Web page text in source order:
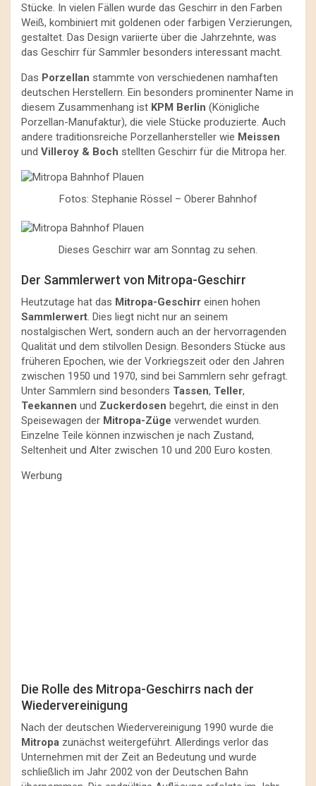
Stücke. In vielen Fällen wurde das Geschirr in den Farben
Weiß, kombiniert mit goldenen oder farbigen Verzierungen,
gestaltet. Das Design variierte über die Jahrzehnte, was
das Geschirr für Sammler besonders interessant macht.
Das Porzellan stammte von verschiedenen namhaften
deutschen Herstellern. Ein besonders prominenter Name in
diesem Zusammenhang ist KPM Berlin (Königliche
Porzellan-Manufaktur), die viele Stücke produzierte. Auch
andere traditionsreiche Porzellanhersteller wie Meissen
und Villeroy & Boch stellten Geschirr für die Mitropa her.
Fotos: Stephanie Rössel – Oberer Bahnhof
Dieses Geschirr war am Sonntag zu sehen.
Der Sammlerwert von Mitropa-Geschirr
Heutzutage hat das Mitropa-Geschirr einen hohen
Sammlerwert. Dies liegt nicht nur an seinem
nostalgischen Wert, sondern auch an der hervorragenden
Qualität und dem stilvollen Design. Besonders Stücke aus
früheren Epochen, wie der Vorkriegszeit oder den Jahren
zwischen 1950 und 1970, sind bei Sammlern sehr gefragt.
Unter Sammlern sind besonders Tassen, Teller,
Teekannen und Zuckerdosen begehrt, die einst in den
Speisewagen der Mitropa-Züge verwendet wurden.
Einzelne Teile können inzwischen je nach Zustand,
Seltenheit und Alter zwischen 10 und 200 Euro kosten.
Werbung
Die Rolle des Mitropa-Geschirrs nach der
Wiedervereinigung
Nach der deutschen Wiedervereinigung 1990 wurde die
Mitropa zunächst weitergeführt. Allerdings verlor das
Unternehmen mit der Zeit an Bedeutung und wurde
schließlich im Jahr 2002 von der Deutschen Bahn